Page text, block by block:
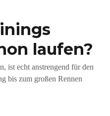
laufen?
ist echt anstrengend für den
bis zum großen Rennen